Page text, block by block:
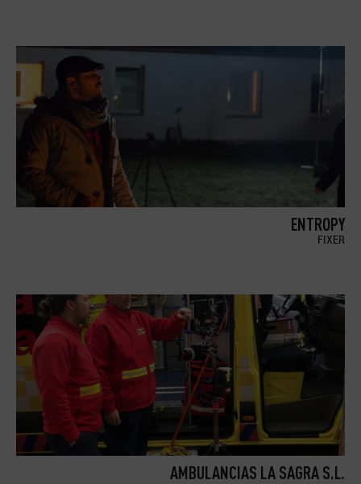
ENTROPY
FIXER
AMBULANCIAS LA SAGRA S.L.